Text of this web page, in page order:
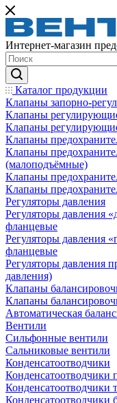
Интернет-магазин
Каталог продукции
Клапаны запорно-
Клапаны
Клапаны
Клапаны
Клапаны
(малоподъёмные)
Клапаны
Клапаны
Регуляторы давления
Регуляторы давления
фланцевые
Регуляторы давления
фланцевые
Регуляторы давления
давления)
Клапаны
Клапаны
Автоматическая
Вентили
Сильфонные вентили
Сальниковые вентили
Конденсатоотводчики
Конденсатоотводчики
Конденсатоотводчики
Конденсатоотводчики